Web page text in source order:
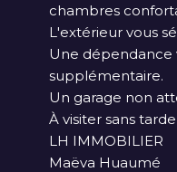
chambres
L'extérieur vous
Une dépendance
supplémentaire.
Un garage non
À visiter sans
LH IMMOBILIER
Maëva Huaumé